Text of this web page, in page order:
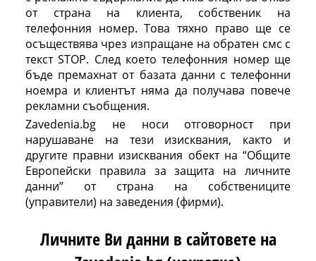
от страна на клиента, собственик на
телефонния номер. Това тяхно право ще се
осъществява чрез изпращане на обратен смс с
текст STOP. След което телефонния номер ще
бъде премахнат от базата данни с телефонни
ноемра и клиентът няма да получава повече
рекламни съобщения.
Zavedenia.bg не носи отговорност при
нарушаване на тези изисквания, както и
другите правни изисквания обект на “Общите
Европейски правила за защита на личните
данни” от страна на собствениците
(управители) на заведения (фирми).
Личните Ви данни в сайтовете на